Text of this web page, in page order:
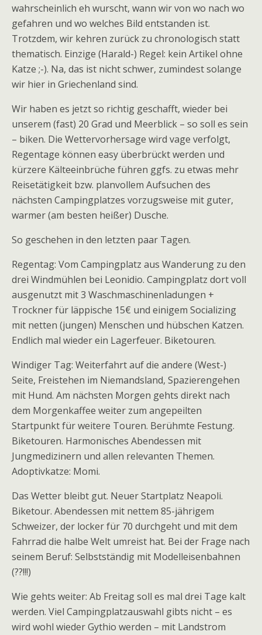
wahrscheinlich eh wurscht, wann wir von wo nach wo
gefahren und wo welches Bild entstanden ist.
Trotzdem, wir kehren zurück zu chronologisch statt
thematisch. Einzige (Harald-) Regel: kein Artikel ohne
Katze ;-). Na, das ist nicht schwer, zumindest solange
wir hier in Griechenland sind.
Wir haben es jetzt so richtig geschafft, wieder bei
unserem (fast) 20 Grad und Meerblick – so soll es sein
– biken. Die Wettervorhersage wird vage verfolgt,
Regentage können easy überbrückt werden und
kürzere Kälteeinbrüche führen ggfs. zu etwas mehr
Reisetätigkeit bzw. planvollem Aufsuchen des
nächsten Campingplatzes vorzugsweise mit guter,
warmer (am besten heißer) Dusche.
So geschehen in den letzten paar Tagen.
Regentag: Vom Campingplatz aus Wanderung zu den
drei Windmühlen bei Leonidio. Campingplatz dort voll
ausgenutzt mit 3 Waschmaschinenladungen +
Trockner für läppische 15€ und einigem Socializing
mit netten (jungen) Menschen und hübschen Katzen.
Endlich mal wieder ein Lagerfeuer. Biketouren.
Windiger Tag: Weiterfahrt auf die andere (West-)
Seite, Freistehen im Niemandsland, Spazierengehen
mit Hund. Am nächsten Morgen gehts direkt nach
dem Morgenkaffee weiter zum angepeilten
Startpunkt für weitere Touren. Berühmte Festung.
Biketouren. Harmonisches Abendessen mit
Jungmedizinern und allen relevanten Themen.
Adoptivkatze: Momi.
Das Wetter bleibt gut. Neuer Startplatz Neapoli.
Biketour. Abendessen mit nettem 85-jährigem
Schweizer, der locker für 70 durchgeht und mit dem
Fahrrad die halbe Welt umreist hat. Bei der Frage nach
seinem Beruf: Selbstständig mit Modelleisenbahnen
(??!!!)
Wie gehts weiter: Ab Freitag soll es mal drei Tage kalt
werden. Viel Campingplatzauswahl gibts nicht – es
wird wohl wieder Gythio werden – mit Landstrom